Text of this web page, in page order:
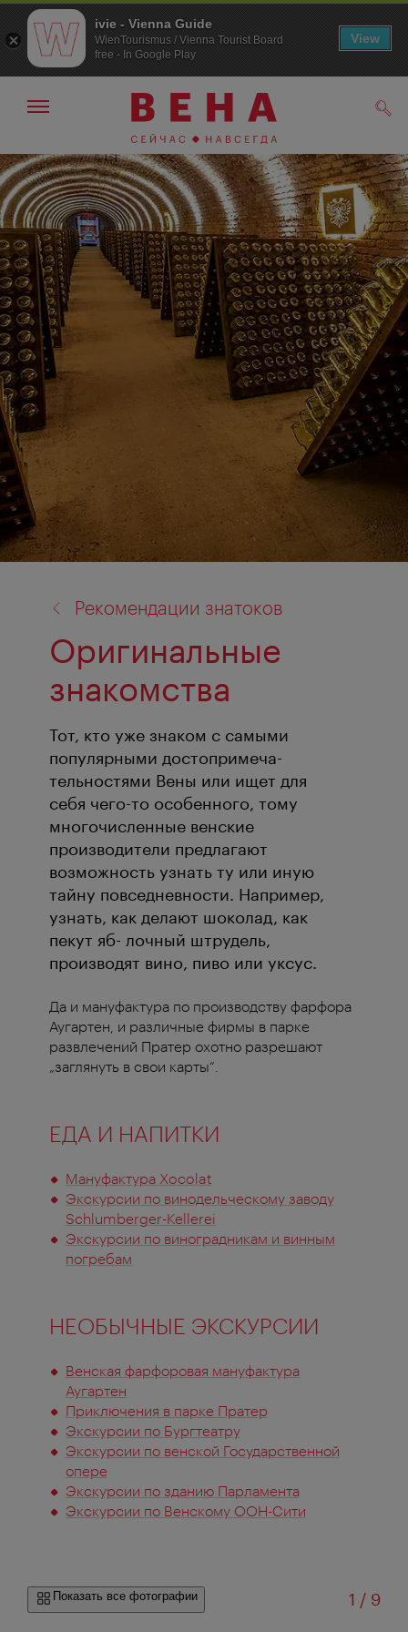
К
навигации
К
содержанию
Показать/
навигации
Рекомендации знатоков
Оригинальные
знакомства
Тот, кто уже знаком с самыми
популярными достопримеча-
тельностями Вены или ищет для
себя чего-то особенного, тому
многочисленные венские
производители предлагают
возможность узнать ту или иную
тайну повседневности. Например,
узнать, как делают шоколад, как
пекут яб- лочный штрудель,
производят вино, пиво или уксус.
Да и мануфактура по производству фарфора
Аугартен, и различные фирмы в парке
развлечений Пратер охотно разрешают
„заглянуть в свои карты“.
ЕДА И НАПИТКИ
Мануфактура Xocolat
Экскурсии по винодельческому заводу
Schlumberger-Kellerei
Экскурсии по виноградникам и винным
погребам
НЕОБЫЧНЫЕ ЭКСКУРСИИ
Венская фарфоровая мануфактура
Аугартен
Приключения в парке Пратер
Экскурсии по Бургтеатру
Экскурсии по венской Государственной
опере
Экскурсии по зданию Парламента
Экскурсии по Венскому ООН-Сити
Показать все фотографии 1 /из
9
ivie - Vienna Guide
WienTourismus / Vienna Tourist Board
free - In Google Play
View